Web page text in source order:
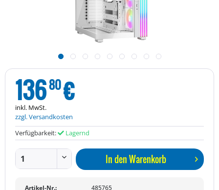
13680€
inkl. MwSt.
zzgl. Versandkosten
Verfügbarkeit:
Lagernd
In denWarenkorb
Artikel-Nr.:
485765